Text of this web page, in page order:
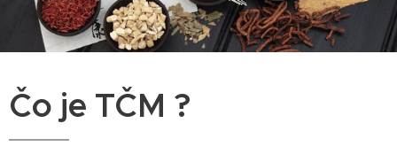
Čo je TČM ?